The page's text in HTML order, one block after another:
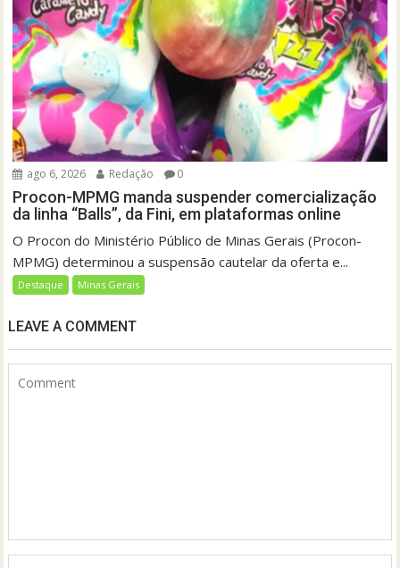
ago 6, 2026 Redação 0
Procon-MPMG manda suspender comercialização
da linha “Balls”, da Fini, em plataformas online
O Procon do Ministério Público de Minas Gerais (Procon-
MPMG) determinou a suspensão cautelar da oferta e...
Destaque Minas Gerais
LEAVE A COMMENT